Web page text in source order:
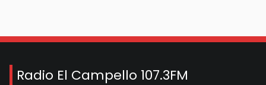
Radio El Campello 107.3FM